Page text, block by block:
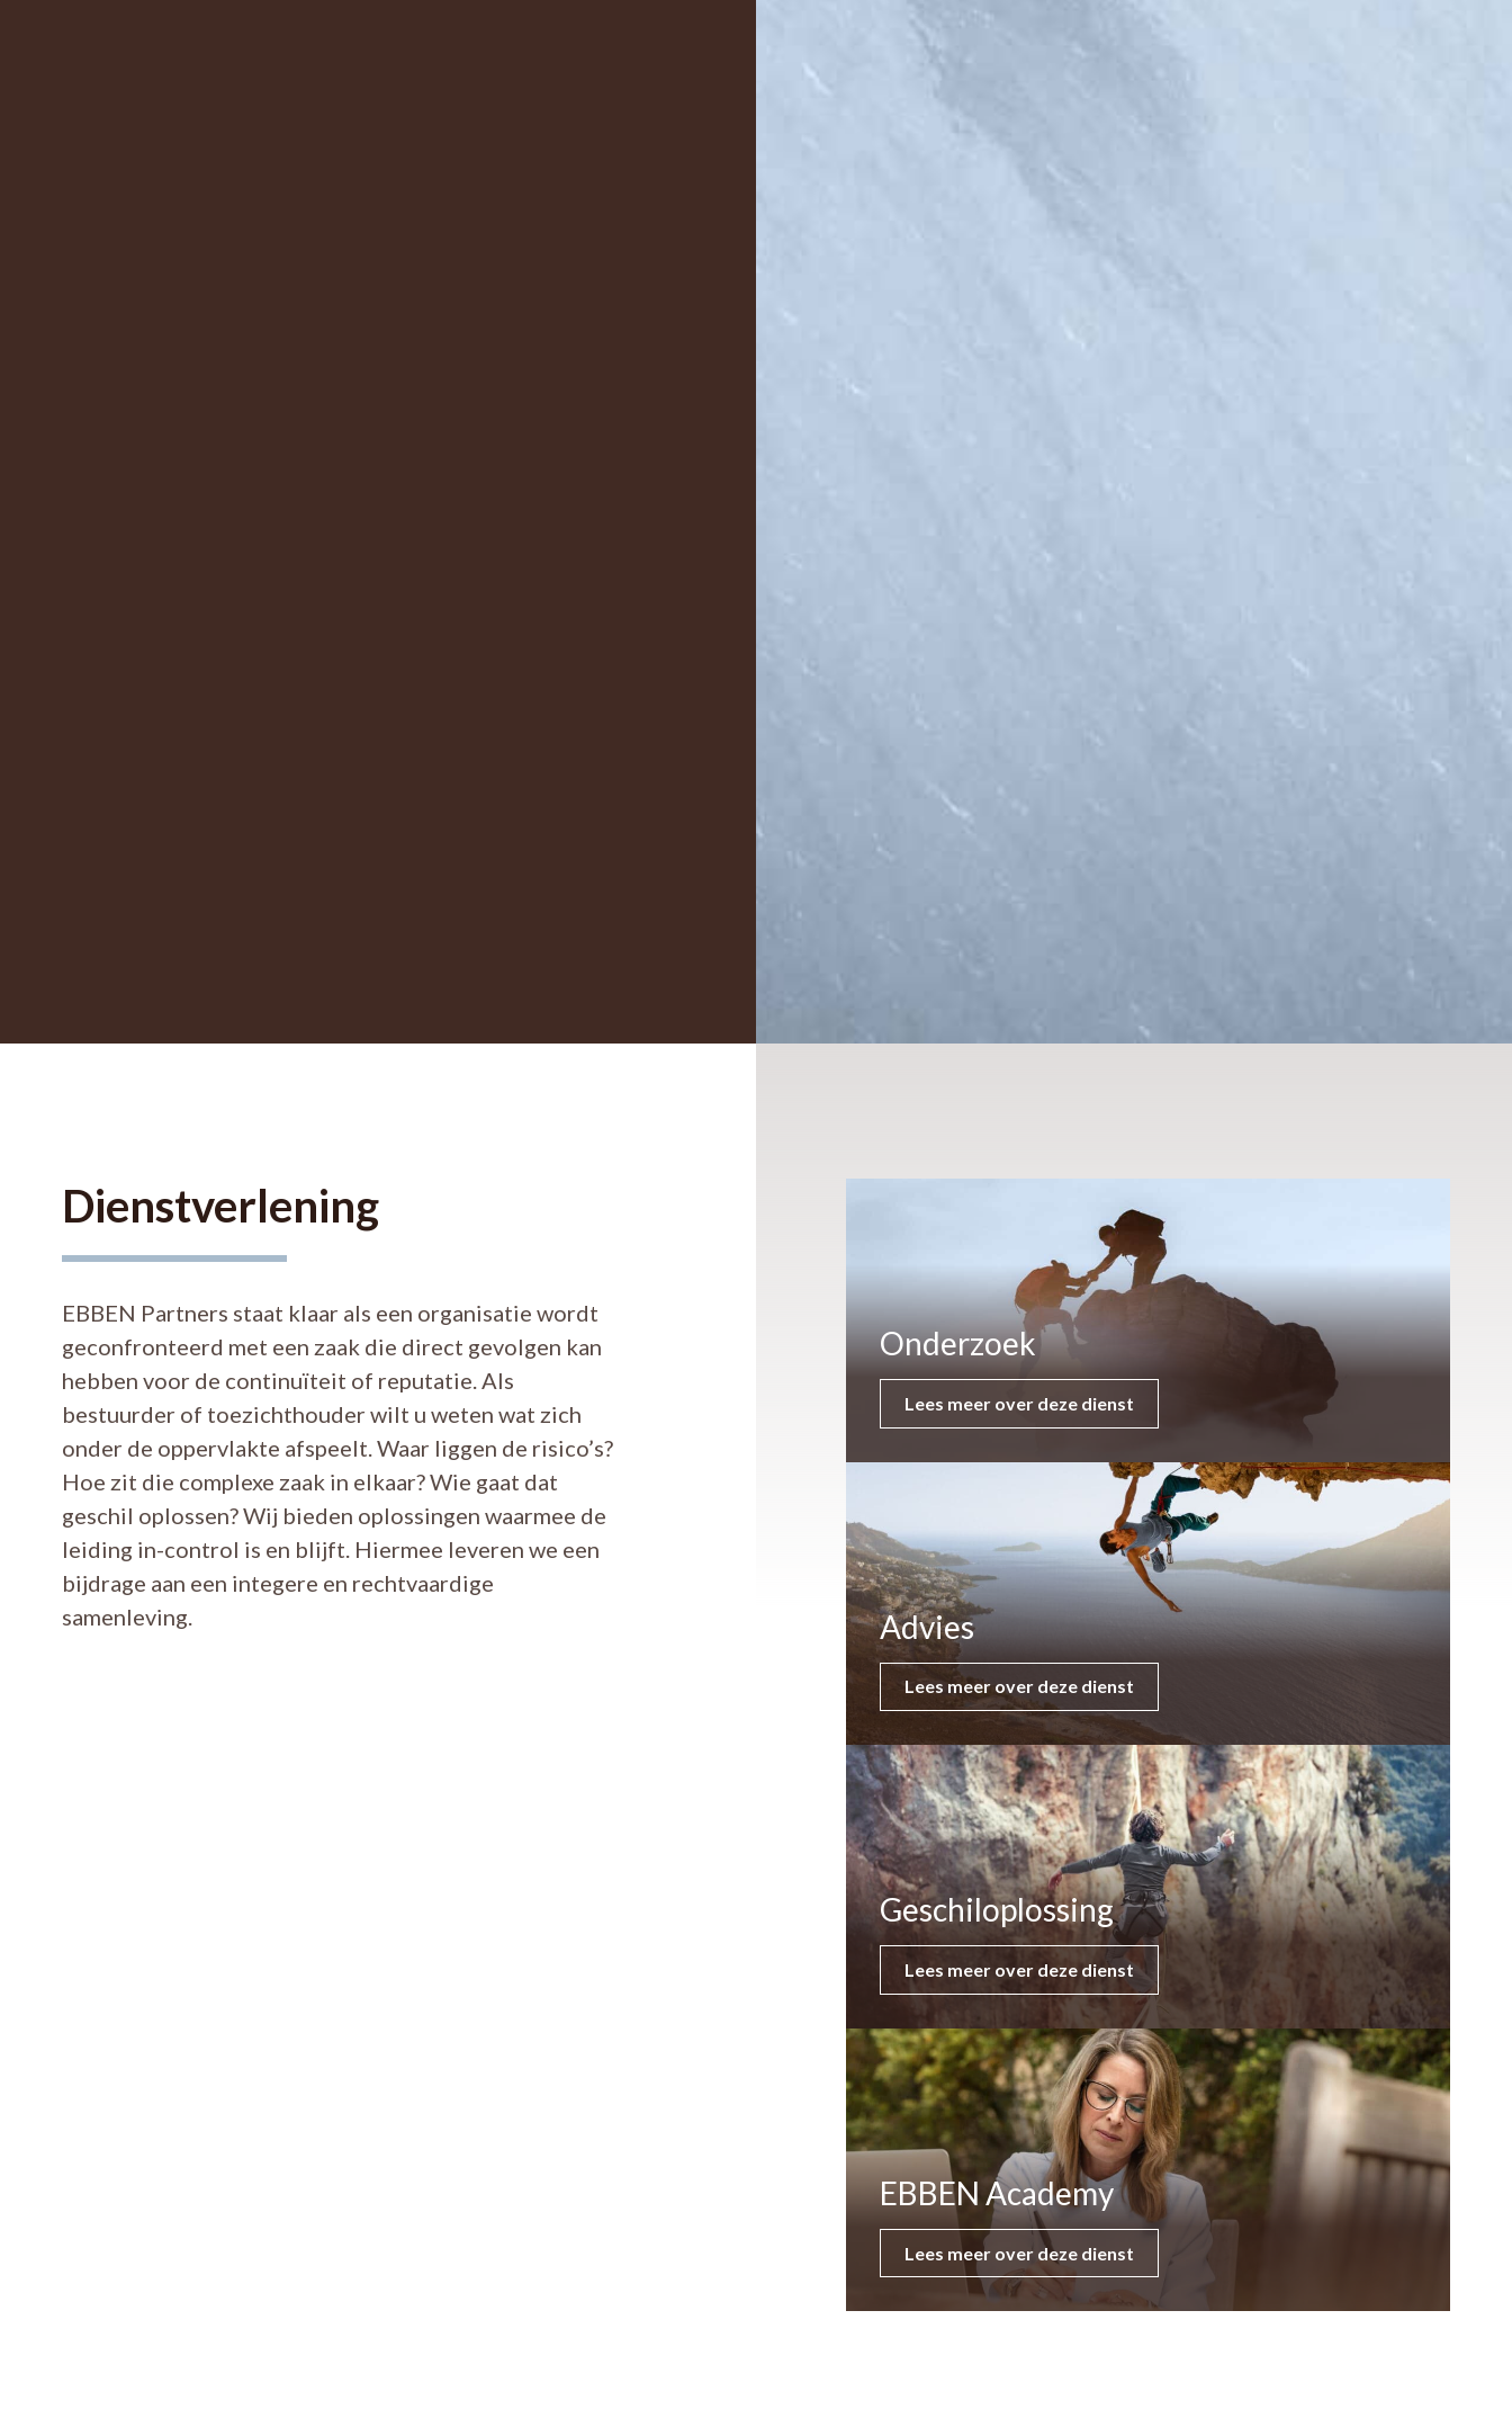
Dienstverlening
EBBEN Partners staat klaar als een organisatie wordt
geconfronteerd met een zaak die direct gevolgen kan
hebben voor de continuïteit of reputatie. Als
bestuurder of toezichthouder wilt u weten wat zich
onder de oppervlakte afspeelt. Waar liggen de risico’s?
Hoe zit die complexe zaak in elkaar? Wie gaat dat
geschil oplossen? Wij bieden oplossingen waarmee de
leiding in-control is en blijft. Hiermee leveren we een
bijdrage aan een integere en rechtvaardige
samenleving.
Onderzoek
Lees meer over deze dienst
Advies
Lees meer over deze dienst
Geschiloplossing
Lees meer over deze dienst
EBBEN Academy
Lees meer over deze dienst